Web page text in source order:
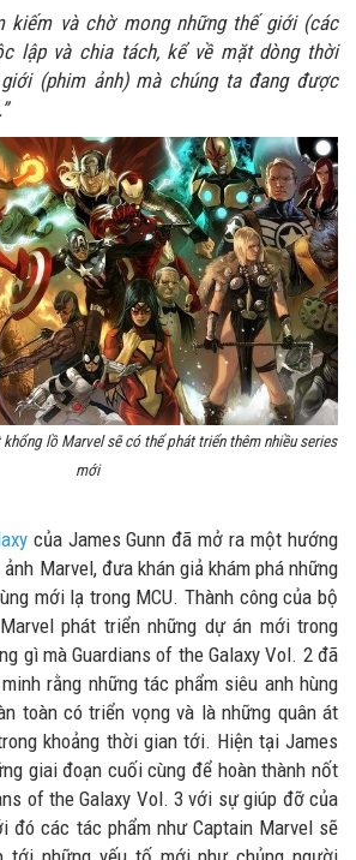
kiếm và chờ mong những thế giới (các
lập và chia tách, kể về mặt dòng thời
(phim ảnh) mà chúng ta đang được
lồ Marvel sẽ có thể phát triển thêm nhiều series
mới
của James Gunn đã mở ra một hướng
Marvel, đưa khán giả khám phá những
mới lạ trong MCU. Thành công của bộ
phát triển những dự án mới trong
gì mà Guardians of the Galaxy Vol. 2 đã
rằng những tác phẩm siêu anh hùng
toàn có triển vọng và là những quân át
khoảng thời gian tới. Hiện tại James
giai đoạn cuối cùng để hoàn thành nốt
of the Galaxy Vol. 3 với sự giúp đỡ của
đó các tác phẩm như Captain Marvel sẽ